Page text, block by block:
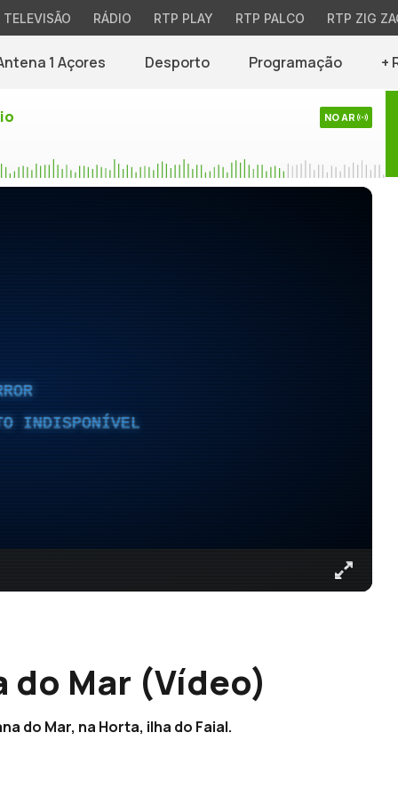
TELEVISÃO RÁDIO RTP PLAY RTP PALCO RTP ZIG
1 Açores Desporto Programação +
NO AR
INDISPONÍVEL
do Mar (Vídeo)
do Mar, na Horta, ilha do Faial.